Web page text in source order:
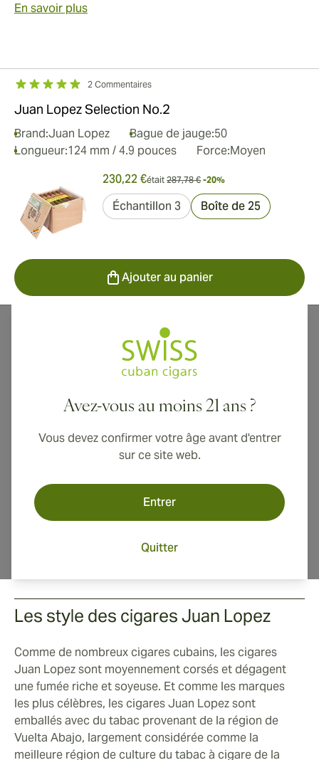
En savoir plus
2 Commentaires
Juan Lopez Selection No.2
Brand:Juan Lopez Bague de jauge:50
Longueur:124 mm / 4.9 pouces Force:Moyen
230,22 €était 287,78 € -20%
Échantillon 3 Boîte de 25
Ajouter au panier
Avez-vous au moins 21 ans ?
Vous devez confirmer votre âge avant d'entrer
sur ce site web.
Entrer
Quitter
De nombreux cigares cubains sont conçus pour être
dégustés avec un minimum de vieillissement. Pas les
cigares Juan Lopez. Ces cigares cubains sont très
de 150 ans d'histoire. C'est une marque pour les vrais
connaisseurs, pour les personnes qui apprécient la
vieillissement approprié.
a beaucoup à découvrir, comme l'explique ce petit
Les style des cigares Juan Lopez
Comme de nombreux cigares cubains, les cigares
Juan Lopez sont moyennement corsés et dégagent
une fumée riche et soyeuse. Et comme les marques
les plus célèbres, les cigares Juan Lopez sont
emballés avec du tabac provenant de la région de
Vuelta Abajo, largement considérée comme la
meilleure région de culture du tabac à cigare de la